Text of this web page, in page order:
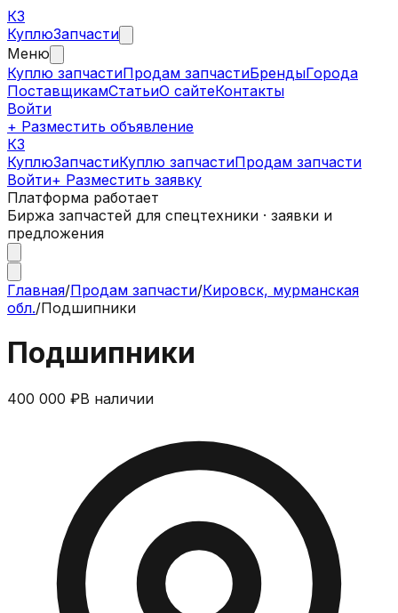
КЗ
КуплюЗапчасти
Меню
Куплю запчастиПродам запчастиБрендыГорода
ПоставщикамСтатьиО сайтеКонтакты
Войти
+ Разместить объявление
КЗ
КуплюЗапчастиКуплю запчастиПродам запчасти
Войти+ Разместить заявку
Платформа работает
Биржа запчастей для спецтехники · заявки и
предложения
Главная/Продам запчасти/Кировск, мурманская
обл./Подшипники
Подшипники
400 000 ₽В наличии